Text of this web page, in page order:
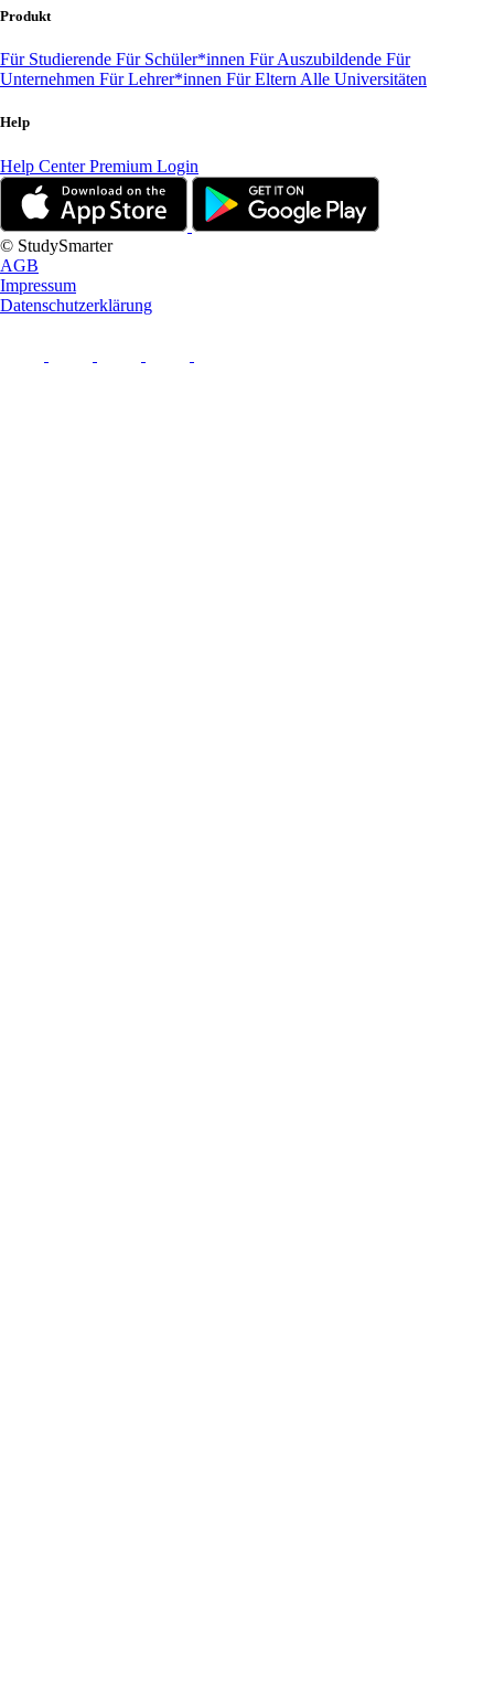
Produkt
Für Studierende Für Schüler*innen Für Auszubildende Für
Unternehmen Für Lehrer*innen Für Eltern Alle Universitäten
Help
Help CenterPremium Login
© StudySmarter
AGB
Impressum
Datenschutzerklärung